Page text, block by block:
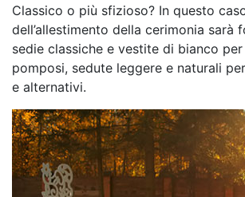
Classico o più sfizioso? In questo
dell’allestimento della cerimonia sarà
sedie classiche e vestite di bianco
pomposi, sedute leggere e naturali
e alternativi.